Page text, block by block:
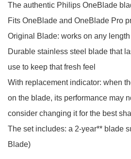
The authentic Philips OneBlade
Fits OneBlade and OneBlade Pro
Original Blade: works on any
Durable stainless steel blade that
use to keep that fresh feel
With replacement indicator: when
on the blade, its performance may
consider changing it for the best
The set includes: a 2-year** blade
Blade)